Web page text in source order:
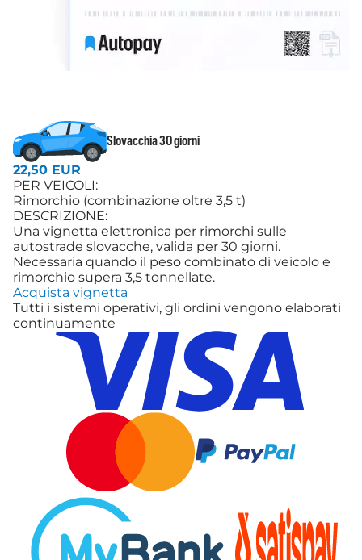
Slovacchia 30 giorni
22,50 EUR
PER VEICOLI:
Rimorchio (combinazione oltre 3,5 t)
DESCRIZIONE:
Una vignetta elettronica per rimorchi sulle
autostrade slovacche, valida per 30 giorni.
Necessaria quando il peso combinato di veicolo e
rimorchio supera 3,5 tonnellate.
Acquista vignetta
Tutti i sistemi operativi, gli ordini vengono elaborati
continuamente